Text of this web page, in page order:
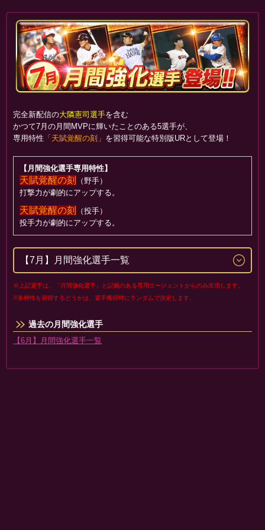
完全新配信の大隣憲司選手を含む
かつて7月の月間MVPに輝いたことのある5選手が、
専用特性 「天賦覚醒の刻」 を習得可能な特別版URとして登場！
【月間強化選手専用特性】
天賦覚醒の刻
（野手）
打撃力が劇的にアップする。
天賦覚醒の刻
（投手）
投手力が劇的にアップする。
【7月】月間強化選手一覧
※上記選手は、「月間強化選手」と記載のある専用エージェントからのみ出現します。
※各特性を習得するどうかは、選手獲得時にランダムで決定します。
過去の月間強化選手
【6月】月間強化選手一覧